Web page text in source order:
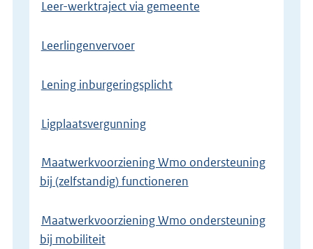
Leer-werktraject via gemeente
Leerlingenvervoer
Lening inburgeringsplicht
Ligplaatsvergunning
Maatwerkvoorziening Wmo ondersteuning
bij (zelfstandig) functioneren
Maatwerkvoorziening Wmo ondersteuning
bij mobiliteit